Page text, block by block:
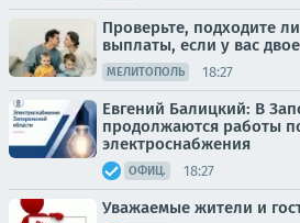
Проверьте, подходите
выплаты, если у вас
МЕЛИТОПОЛЬ 18:27
Евгений Балицкий: В
продолжаются работы
электроснабжения
ОФИЦ. 18:27
Уважаемые жители и